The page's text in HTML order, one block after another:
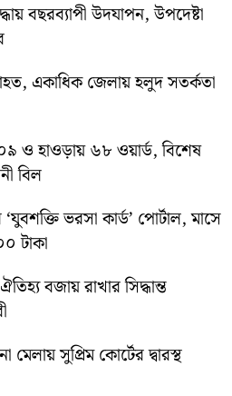
বছরব্যাপী উদযাপন, উপদেষ্টা
একাধিক জেলায় হলুদ সতর্কতা
ও হাওড়ায় ৬৮ ওয়ার্ড, বিশেষ
বিল
ভরসা কার্ড’ পোর্টাল, মাসে
টাকা
বজায় রাখার সিদ্ধান্ত
সুপ্রিম কোর্টের দ্বারস্থ